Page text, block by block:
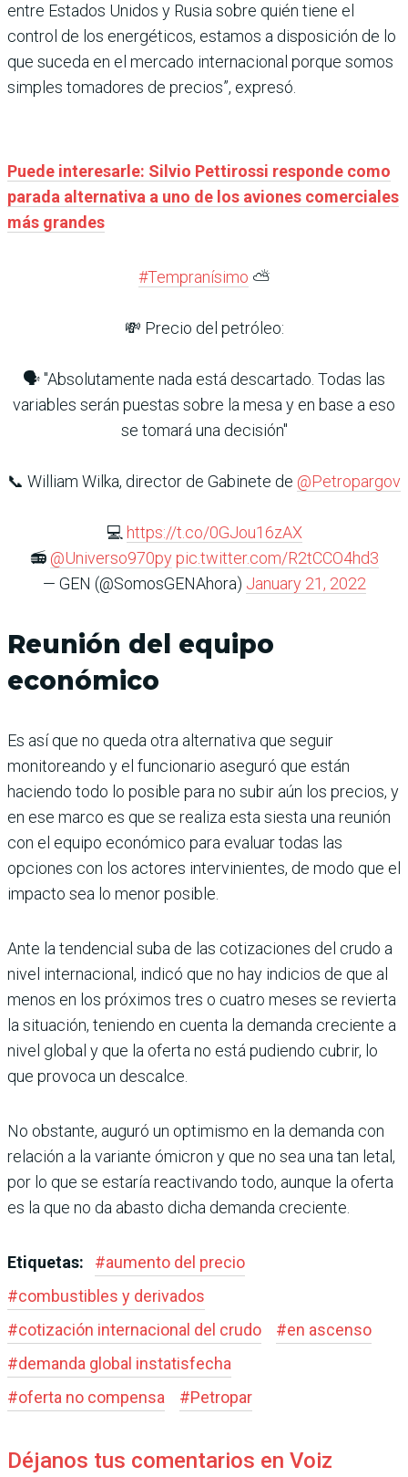
entre Estados Unidos y Rusia sobre quién tiene el
control de los energéticos, estamos a disposición de lo
que suceda en el mercado internacional porque somos
simples tomadores de precios”, expresó.
Puede interesarle: Silvio Pettirossi responde como
parada alternativa a uno de los aviones comerciales
más grandes
#Tempranísimo ⛅️
💸 Precio del petróleo:
🗣 "Absolutamente nada está descartado. Todas las
variables serán puestas sobre la mesa y en base a eso
se tomará una decisión"
📞 William Wilka, director de Gabinete de @Petropargov
💻 https://t.co/0GJou16zAX
📻 @Universo970py pic.twitter.com/R2tCCO4hd3
— GEN (@SomosGENAhora) January 21, 2022
Reunión del equipo
económico
Es así que no queda otra alternativa que seguir
monitoreando y el funcionario aseguró que están
haciendo todo lo posible para no subir aún los precios, y
en ese marco es que se realiza esta siesta una reunión
con el equipo económico para evaluar todas las
opciones con los actores intervinientes, de modo que el
impacto sea lo menor posible.
Ante la tendencial suba de las cotizaciones del crudo a
nivel internacional, indicó que no hay indicios de que al
menos en los próximos tres o cuatro meses se revierta
la situación, teniendo en cuenta la demanda creciente a
nivel global y que la oferta no está pudiendo cubrir, lo
que provoca un descalce.
No obstante, auguró un optimismo en la demanda con
relación a la variante ómicron y que no sea una tan letal,
por lo que se estaría reactivando todo, aunque la oferta
es la que no da abasto dicha demanda creciente.
Etiquetas: #aumento del precio
#combustibles y derivados
#cotización internacional del crudo #en ascenso
#demanda global instatisfecha
#oferta no compensa #Petropar
Déjanos tus comentarios en Voiz